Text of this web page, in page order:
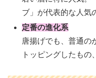
ブ」が代表的な人気
定番の進化系
唐揚げでも、普通の
トッピングしたもの